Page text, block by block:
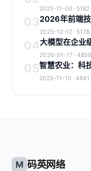
2025-11-06 · 5182
032026年前端
2025-12-12 · 5178
04大模型在企业
2026-01-17 ·
05智慧农业：科
2025-11-15 · 4841
M 码英网络